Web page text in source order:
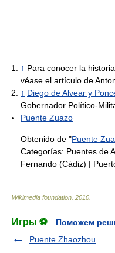
↑ Para conocer la
véase el artículo de
↑ Diego de Alvear y
Gobernador Político-
Puente Zuazo
Obtenido de "Puente
Categorías: Puentes de
Fernando (Cádiz) |
Wikimedia foundation 2010
Игры ⚽
Поможем
Puente Zhaozhou